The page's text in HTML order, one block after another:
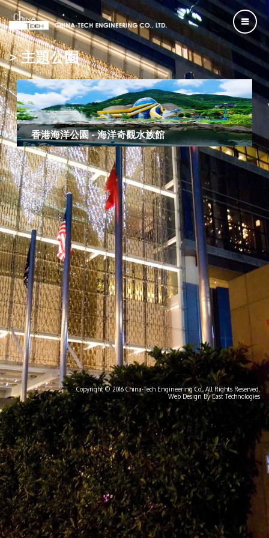
> 主題公園
香港海洋公園 - 海洋奇觀水族館
Copyright © 2016 China-Tech Engineering Co., All Rights Reserved.
Web Design By East Technologies